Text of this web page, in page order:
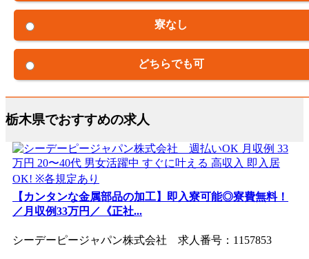
寮なし
どちらでも可
栃木県でおすすめの求人
【カンタンな金属部品の加工】即入寮可能◎寮費無料！
／月収例33万円／《正社...
シーデーピージャパン株式会社 求人番号：1157853